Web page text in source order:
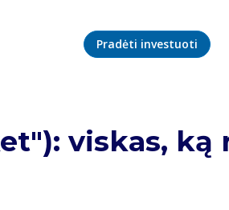
Pradėti investuoti
viskas, ką